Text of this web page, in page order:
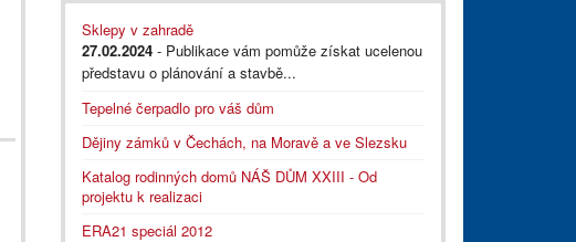
Sklepy v zahradě
27.02.2024 - Publikace vám pomůže získat ucelenou
představu o plánování a stavbě...
Tepelné čerpadlo pro váš dům
Dějiny zámků v Čechách, na Moravě a ve Slezsku
Katalog rodinných domů NÁŠ DŮM XXIII - Od
projektu k realizaci
ERA21 speciál 2012